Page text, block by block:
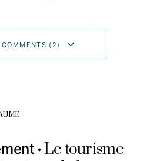
COMMENTS (2)
Le tourisme